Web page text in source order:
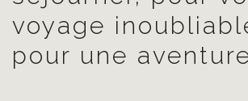
voyage
pour une